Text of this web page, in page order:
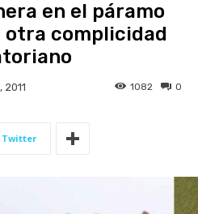
en el páramo
otra complicidad
2011 0
1082
Twitter